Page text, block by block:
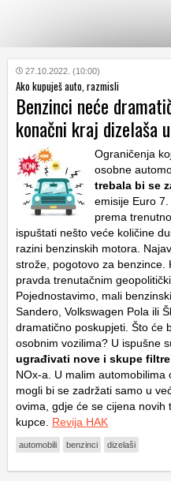
KATEGORIJE
HRVATSKI
WEB
27.10.2022. (10:00)
Ako kupuješ auto, razmisli
Benzinci neće
konačni kraj dizelaša
Ograničenja
osobne
trebala bi se
emisije Euro
prema
ispuštati nešto veće količine
razini benzinskih motora.
strože, pogotovo za benzince.
pravda trenutačnim
Pojednostavimo, mali
Sandero, Volkswagen Pola ili
dramatično poskupjeti. Što će
osobnim vozilima? U ispušne
ugrađivati nove i skupe filtre
NOx-a. U malim
mogli bi se zadržati samo u
ovima, gdje će se cijena novih
kupce. Revija HAK
automobili benzinci dizelaši